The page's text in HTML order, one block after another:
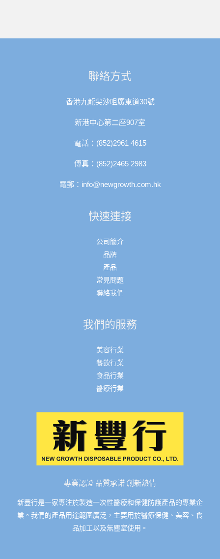
聯絡方式
香港九龍尖沙咀廣東道30號
新港中心第二座907室
電話： (852)2961 4615
傳真：(852)2465 2983
電郵： info@newgrowth.com.hk
快速連接
公司簡介
品牌
產品
常見問題
聯絡我們
我們的服務
美容行業
餐飲行業
食品行業
醫療行業
專業認證 品質承諾 創新熱情
新豐行是一家專注於製造一次性醫療和保健防護產品的專業企
業。我們的產品用途範圍廣泛，主要用於醫療保健、美容、食
品加工以及無塵室使用。